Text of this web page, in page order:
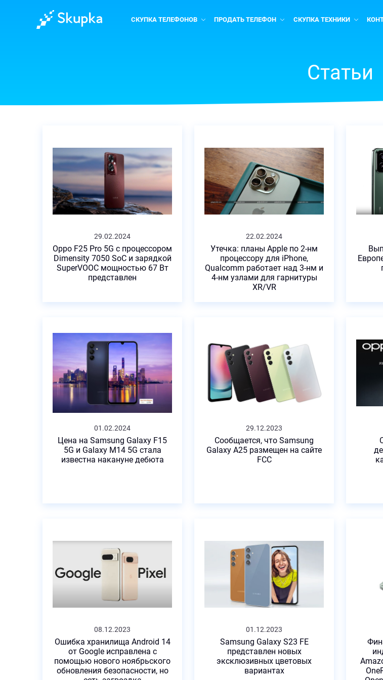
СКУПКА ТЕЛЕФОНОВ ПРОДАТЬ ТЕЛЕФОН СКУПКА ТЕХНИКИ
Статьи
29.02.2024
Oppo F25 Pro 5G с процессором
Dimensity 7050 SoC и зарядкой
SuperVOOC мощностью 67 Вт
представлен
22.02.2024
Утечка: планы Apple по 2-нм
процессору для iPhone,
Qualcomm работает над 3-нм и
4-нм узлами для гарнитуры
XR/VR
01.02.2024
Цена на Samsung Galaxy F15
5G и Galaxy M14 5G стала
известна накануне дебюта
29.12.2023
Сообщается, что Samsung
Galaxy A25 размещен на сайте
FCC
08.12.2023
Ошибка хранилища Android 14
от Google исправлена ​​с
помощью нового ноябрьского
обновления безопасности, но
01.12.2023
Samsung Galaxy S23 FE
представлен новых
эксклюзивных цветовых
вариантах
Вами
Вами
менеджер
свяжется
отправки
формы